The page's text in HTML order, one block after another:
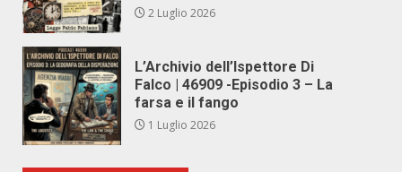
2 Luglio 2026
L’Archivio dell’Ispettore Di
Falco | 46909 -Episodio 3 – La
farsa e il fango
1 Luglio 2026